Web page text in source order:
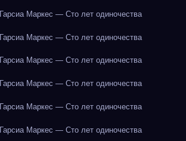
Маркес — Сто лет одиночества
Маркес — Сто лет одиночества
Маркес — Сто лет одиночества
Маркес — Сто лет одиночества
Маркес — Сто лет одиночества
Маркес — Сто лет одиночества